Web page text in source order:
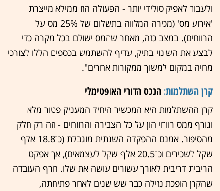
ולעבור לאפיק סולידי יותר - הפעולה הזו ממילא מייצרת
'אירוע מס' (מכירה המלווה בתשלום של 25% מס על
הרווחים). במצב כזה, מאחר שהמס ישולם בכל מקרה כדי
לבצע את השינוי בתיק, עדיף להשתמש בכספים הללו לצורכי
מחיה במקום למשוך ממקורות אחרים".
קרן השתלמות: הנכס הדורי האופטימלי
קרן ההשתלמות היא המכשיר היחיד המעניק פטור מלא
וגורף ממס רווחי הון על כל הצבירה והרווחים - וזה רק חלק
מהסיפור. אמנם ההפקדה השנתית מוגבלת (כ־18.8 אלף
שקל לשכירים וכ־20.5 אלף שקל לעצמאים), אך אפקט
הריבית דריבית לאורך עשורים עושה את שלו. חרף העובדה
שהקרן הופכת נזילה כבר שש שנים לאחר פתיחתה,